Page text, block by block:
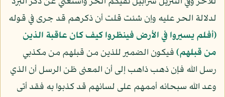
لدلالة الحر عليه وإن شئت قلت أن ذكرهم قد جرى في قوله
﴿أفلم يسيروا في الأرض فينظروا كيف كان عاقبة الذين
من قبلهم﴾فيكون الضمير للذين من قبلهم من مكذبي
رسل الله فإن ذهب ذاهب إلى أن المعنى ظن الرسل أن الذي
وعد الله سبحانه أممهم على لسانهم قد كذبوا به فقد أتى